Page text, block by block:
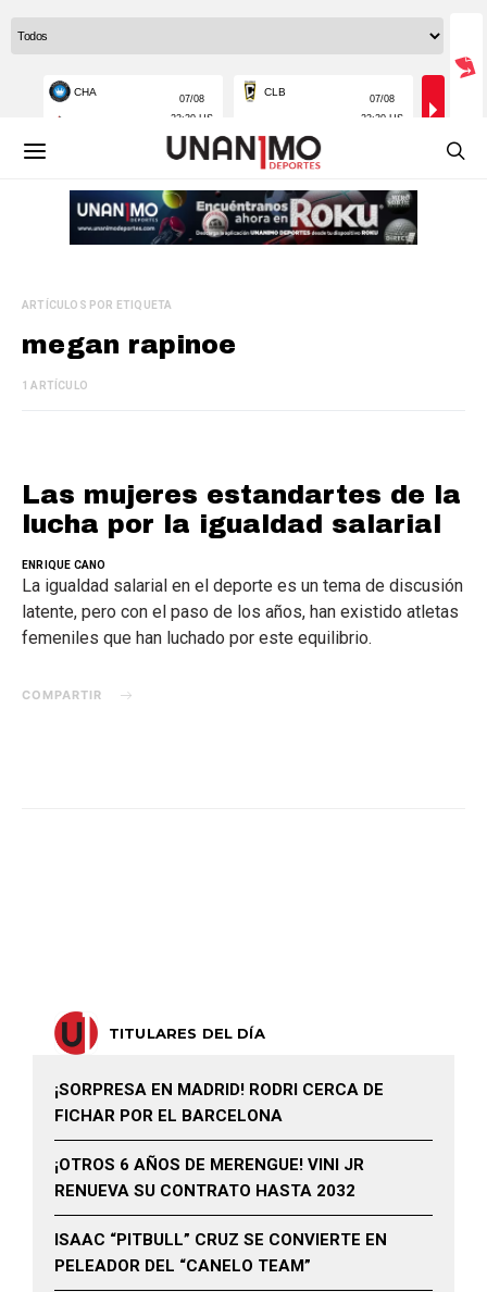
ARTÍCULOS POR ETIQUETA
megan rapinoe
1 ARTÍCULO
Las mujeres estandartes de la
lucha por la igualdad salarial
ENRIQUE CANO
La igualdad salarial en el deporte es un tema de discusión
latente, pero con el paso de los años, han existido atletas
femeniles que han luchado por este equilibrio.
COMPARTIR
TITULARES DEL DÍA
¡SORPRESA EN MADRID! RODRI CERCA DE
FICHAR POR EL BARCELONA
¡OTROS 6 AÑOS DE MERENGUE! VINI JR
RENUEVA SU CONTRATO HASTA 2032
ISAAC “PITBULL” CRUZ SE CONVIERTE EN
PELEADOR DEL “CANELO TEAM”